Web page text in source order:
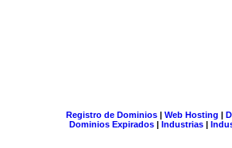
Registro de Dominios| Web Hosting |
Dominios Expirados | Industrias |